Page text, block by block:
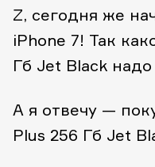
Z, сегодня же
iPhone 7! Так
Гб Jet Black надо
А я отвечу —
Plus 256 Гб Jet